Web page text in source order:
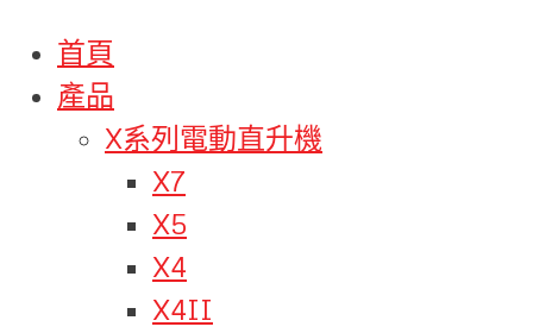
首頁
產品
X系列電動直升機
X7
X5
X4
X4II